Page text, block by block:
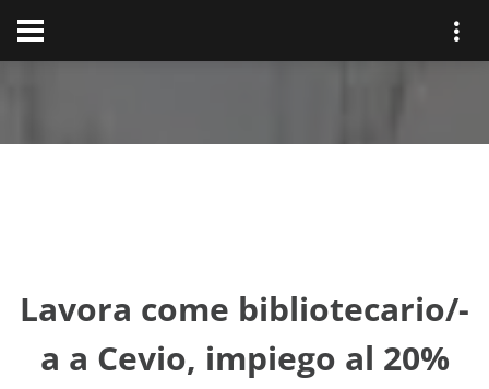
Lavora come bibliotecario/-
a a Cevio, impiego al 20%